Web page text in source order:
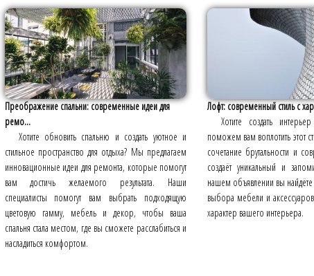
Преображение спальни: современные идеи для
ремо...
Хотите обновить спальню и создать уютное и
стильное пространство для отдыха? Мы предлагаем
инновационные идеи для ремонта, которые помогут
вам достичь желаемого результата. Наши
специалисты помогут вам выбрать подходящую
цветовую гамму, мебель и декор, чтобы ваша
спальня стала местом, где вы сможете расслабиться и
насладиться комфортом.
Лофт: современный стиль с
Хотите создать
поможем вам воплотить этот
сочетание брутальности и
создаёт уникальный и
нашем объявлении вы найдёте
выбора мебели и
характер вашего интерьера.